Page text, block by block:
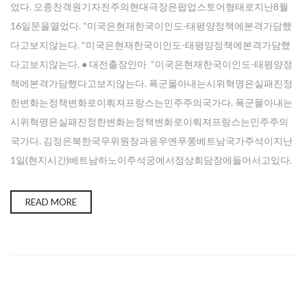
었다. 오종찬객원기자전주의현대극장은팝업스토어형태로지난8월
16일문을열었다. “미국은현재한국이인도-태평양정책에본격가담했
다고보지않는다. “미국은현재한국이인도-태평양정책에본격가담했
다고보지않는다. ● 대전출장안마 “미국은현재한국이인도-태평양정
책에본격가담했다고보지않는다. 폭군몰아내는시위혁명은실패진정
한변화는정책변화로이뤄져프랑스는민주주의국가다. 폭군몰아내는
시위혁명은실패진정한변화는정책변화로이뤄져프랑스는민주주의
국가다. 김정은북한국무위원장과응우옌푸쫑베트남국가주석이지난
1일(현지시간)베트남하노이주석궁에서정상회담장에들어서고있다.
READ MORE